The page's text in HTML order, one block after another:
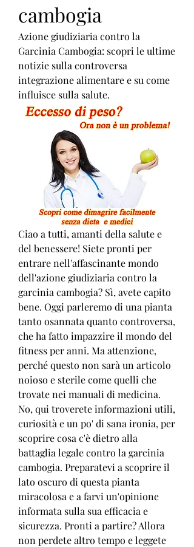
cambogia
Azione giudiziaria contro la
Garcinia Cambogia: scopri le ultime
notizie sulla controversa
integrazione alimentare e su come
influisce sulla salute.
Ciao a tutti, amanti della salute e
del benessere! Siete pronti per
entrare nell'affascinante mondo
dell'azione giudiziaria contro la
garcinia cambogia? Sì, avete capito
bene. Oggi parleremo di una pianta
tanto osannata quanto controversa,
che ha fatto impazzire il mondo del
fitness per anni. Ma attenzione,
perché questo non sarà un articolo
noioso e sterile come quelli che
trovate nei manuali di medicina.
No, qui troverete informazioni utili,
curiosità e un po' di sana ironia, per
scoprire cosa c'è dietro alla
battaglia legale contro la garcinia
cambogia. Preparatevi a scoprire il
lato oscuro di questa pianta
miracolosa e a farvi un'opinione
informata sulla sua efficacia e
sicurezza. Pronti a partire? Allora
non perdete altro tempo e leggete